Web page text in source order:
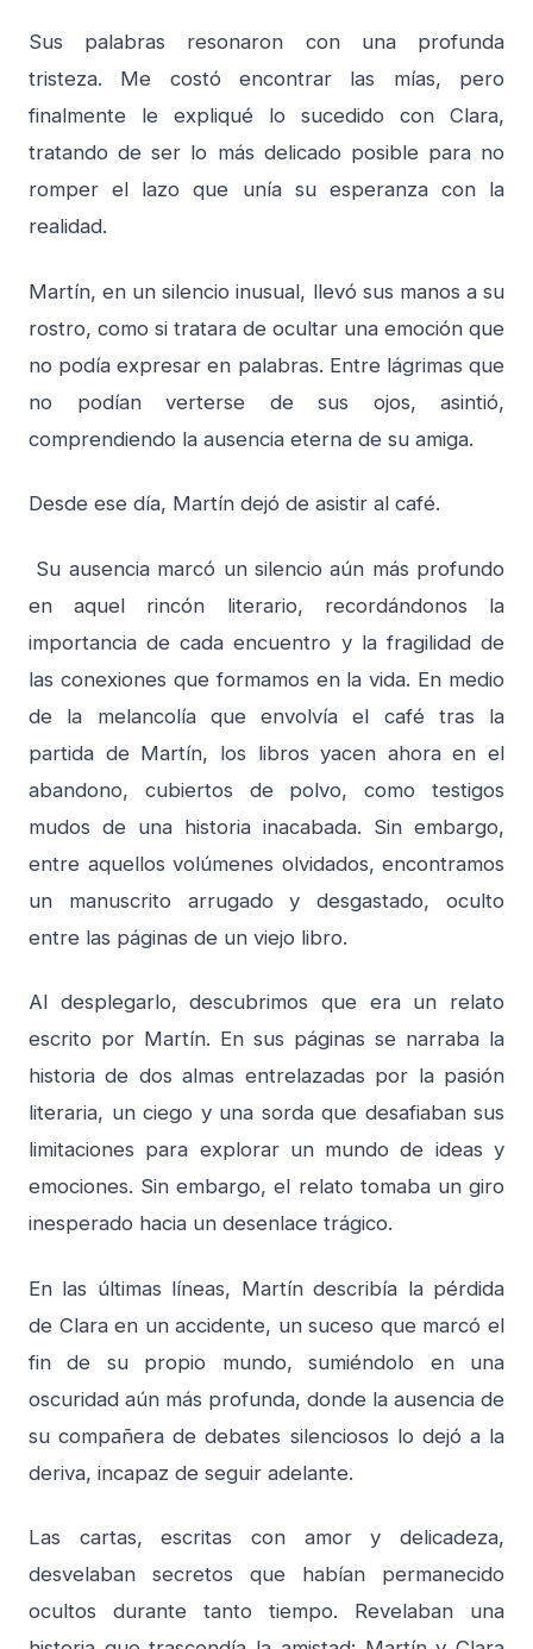
Sus palabras resonaron con una profunda
tristeza. Me costó encontrar las mías, pero
finalmente le expliqué lo sucedido con Clara,
tratando de ser lo más delicado posible para no
romper el lazo que unía su esperanza con la
realidad.
Martín, en un silencio inusual, llevó sus manos a su
rostro, como si tratara de ocultar una emoción que
no podía expresar en palabras. Entre lágrimas que
no podían verterse de sus ojos, asintió,
comprendiendo la ausencia eterna de su amiga.
Desde ese día, Martín dejó de asistir al café.
Su ausencia marcó un silencio aún más profundo
en aquel rincón literario, recordándonos la
importancia de cada encuentro y la fragilidad de
las conexiones que formamos en la vida. En medio
de la melancolía que envolvía el café tras la
partida de Martín, los libros yacen ahora en el
abandono, cubiertos de polvo, como testigos
mudos de una historia inacabada. Sin embargo,
entre aquellos volúmenes olvidados, encontramos
un manuscrito arrugado y desgastado, oculto
entre las páginas de un viejo libro.
Al desplegarlo, descubrimos que era un relato
escrito por Martín. En sus páginas se narraba la
historia de dos almas entrelazadas por la pasión
literaria, un ciego y una sorda que desafiaban sus
limitaciones para explorar un mundo de ideas y
emociones. Sin embargo, el relato tomaba un giro
inesperado hacia un desenlace trágico.
En las últimas líneas, Martín describía la pérdida
de Clara en un accidente, un suceso que marcó el
fin de su propio mundo, sumiéndolo en una
oscuridad aún más profunda, donde la ausencia de
su compañera de debates silenciosos lo dejó a la
deriva, incapaz de seguir adelante.
Las cartas, escritas con amor y delicadeza,
desvelaban secretos que habían permanecido
ocultos durante tanto tiempo. Revelaban una